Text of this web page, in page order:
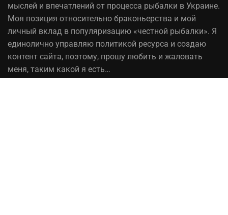
мыслей и впечатлений от процесса рыбалки в Украине.
Моя позиция относительно браконьерства и мой
личный вклад в популяризацию «честной рыбалки». Я
единолично управляю политикой ресурса и создаю
контент сайта, поэтому, прошу любить и жаловать
меня, таким какой я есть…